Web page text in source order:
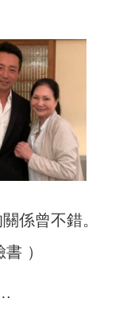
係曾不錯。
）